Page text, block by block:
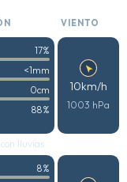
VIENTO
17%
<1mm
0cm
88%
10km/h
1003 hPa
lluvias
8%